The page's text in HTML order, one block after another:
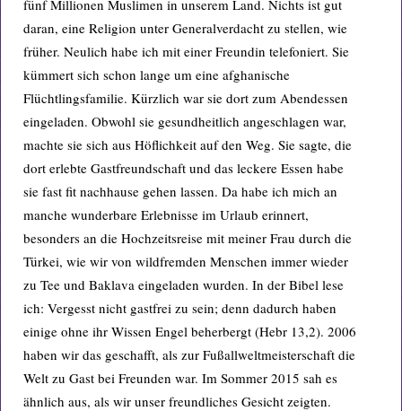
fünf Millionen Muslimen in unserem Land. Nichts ist gut
daran, eine Religion unter Generalverdacht zu stellen, wie
früher. Neulich habe ich mit einer Freundin telefoniert. Sie
kümmert sich schon lange um eine afghanische
Flüchtlingsfamilie. Kürzlich war sie dort zum Abendessen
eingeladen. Obwohl sie gesundheitlich angeschlagen war,
machte sie sich aus Höflichkeit auf den Weg. Sie sagte, die
dort erlebte Gastfreundschaft und das leckere Essen habe
sie fast fit nachhause gehen lassen. Da habe ich mich an
manche wunderbare Erlebnisse im Urlaub erinnert,
besonders an die Hochzeitsreise mit meiner Frau durch die
Türkei, wie wir von wildfremden Menschen immer wieder
zu Tee und Baklava eingeladen wurden. In der Bibel lese
ich: Vergesst nicht gastfrei zu sein; denn dadurch haben
einige ohne ihr Wissen Engel beherbergt (Hebr 13,2). 2006
haben wir das geschafft, als zur Fußallweltmeisterschaft die
Welt zu Gast bei Freunden war. Im Sommer 2015 sah es
ähnlich aus, als wir unser freundliches Gesicht zeigten.